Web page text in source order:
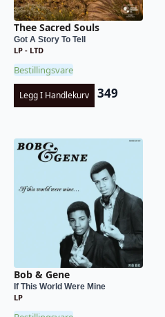
Thee Sacred Souls
Got A Story To Tell
LP - LTD
Bestillingsvare
Legg I Handlekurv 349
Bob & Gene
If This World Were Mine
LP